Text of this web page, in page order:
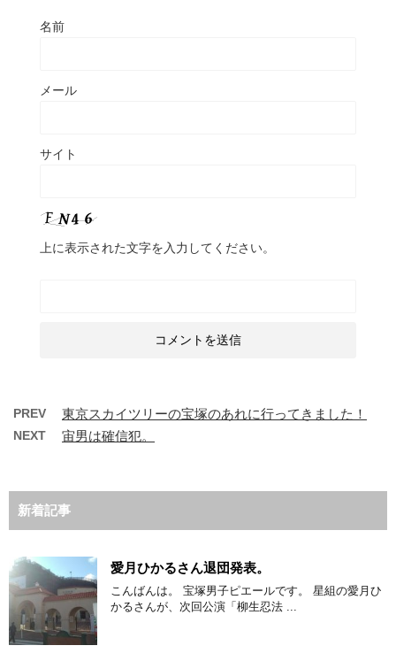
名前
メール
サイト
上に表示された文字を入力してください。
PREV 東京スカイツリーの宝塚のあれに行ってきました！
NEXT 宙男は確信犯。
新着記事
愛月ひかるさん退団発表。
こんばんは。 宝塚男子ピエールです。 星組の愛月ひ
かるさんが、次回公演「柳生忍法 ...